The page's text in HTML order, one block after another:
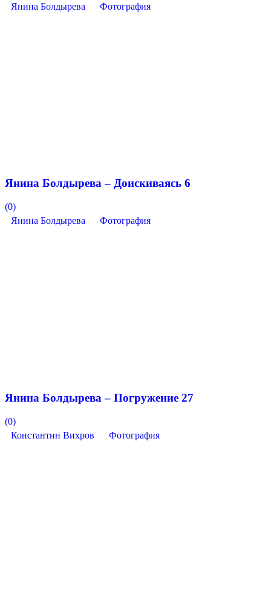
Янина Болдырева
Фотография
Янина Болдырева – Доискиваясь 6
(0)
Янина Болдырева
Фотография
Янина Болдырева – Погружение 27
(0)
Константин Вихров
Фотография